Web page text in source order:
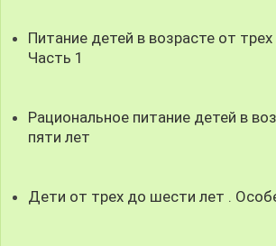
Питание детей в возрасте от
Часть 1
Рациональное питание детей в
пяти лет
Дети от трех до шести лет .